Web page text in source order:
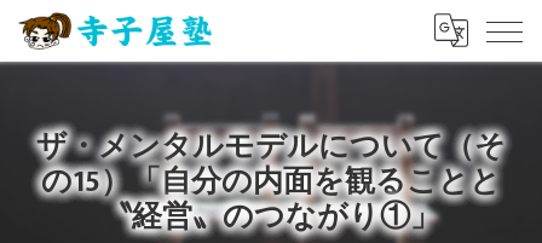
ザ・メンタルモデルについて（そ
の15）「自分の内面を観ることと
〝経営〟のつながり①」